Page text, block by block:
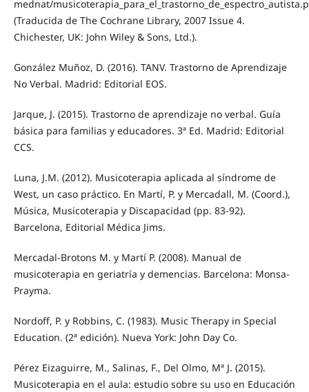
mednat/
(Traducida de The Cochrane Library, 2007 Issue 4.
Chichester, UK: John Wiley & Sons, Ltd.).
González Muñoz, D. (2016). TANV. Trastorno de Aprendizaje
No Verbal. Madrid: Editorial EOS.
Jarque, J. (2015). Trastorno de aprendizaje no verbal. Guía
básica para familias y educadores. 3ª Ed. Madrid: Editorial
CCS.
Luna, J.M. (2012). Musicoterapia aplicada al síndrome de
West, un caso práctico. En Martí, P. y Mercadall, M. (Coord.),
Música, Musicoterapia y Discapacidad (pp. 83-92).
Barcelona, Editorial Médica Jims.
Mercadal-Brotons M. y Martí P. (2008). Manual de
musicoterapia en geriatría y demencias. Barcelona: Monsa-
Prayma.
Nordoff, P. y Robbins, C. (1983). Music Therapy in Special
Education. (2ª edición). Nueva York: John Day Co.
Pérez Eizaguirre, M., Salinas, F., Del Olmo, Mª J. (2015).
Musicoterapia en el aula: estudio sobre su uso en Educación